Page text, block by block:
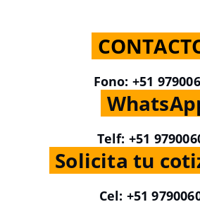
Fono: +51
Telf: +51
Solicita tu
Cel: +51